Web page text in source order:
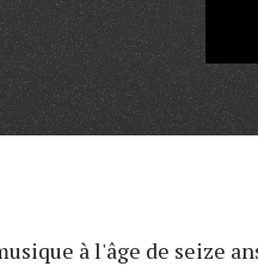
à l'âge de seize